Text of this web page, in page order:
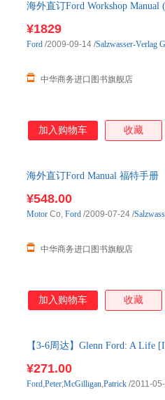
海外直订Ford Workshop Manual
¥1829
中华商务进口图书旗舰店
Ford /2009-09-14 /Salzwasser-Verlag
加入购物车 收藏
海外直订Ford Manual 福特手册
¥548.00
中华商务进口图书旗舰店
Motor Co, Ford /2009-07-24 /
加入购物车 收藏
【3-6周达】Glenn Ford: A Life
¥271.00
Ford,Peter;McGilligan,Patrick /2011-